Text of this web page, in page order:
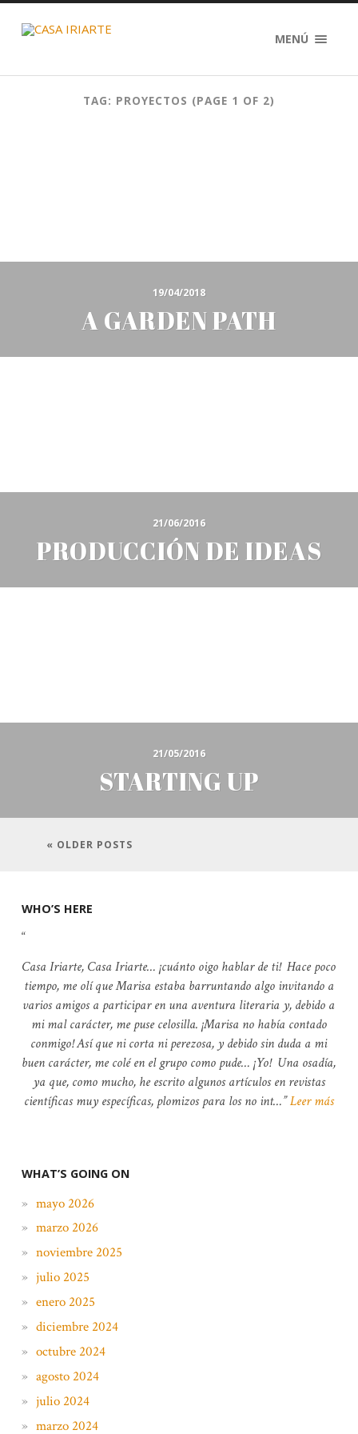
MENÚ
TAG: PROYECTOS (PAGE 1 OF 2)
19/04/2018
A GARDEN PATH
21/06/2016
PRODUCCIÓN DE IDEAS
21/05/2016
STARTING UP
« OLDER POSTS
WHO’S HERE
Casa Iriarte, Casa Iriarte… ¡cuánto oigo hablar de ti! Hace poco
tiempo, me olí que Marisa estaba barruntando algo invitando a
varios amigos a participar en una aventura literaria y, debido a
mi mal carácter, me puse celosilla. ¡Marisa no había contado
conmigo! Así que ni corta ni perezosa, y debido sin duda a mi
buen carácter, me colé en el grupo como pude… ¡Yo! Una osadía,
ya que, como mucho, he escrito algunos artículos en revistas
científicas muy específicas, plomizos para los no int… Leer más
WHAT’S GOING ON
mayo 2026
marzo 2026
noviembre 2025
julio 2025
enero 2025
diciembre 2024
octubre 2024
agosto 2024
julio 2024
marzo 2024